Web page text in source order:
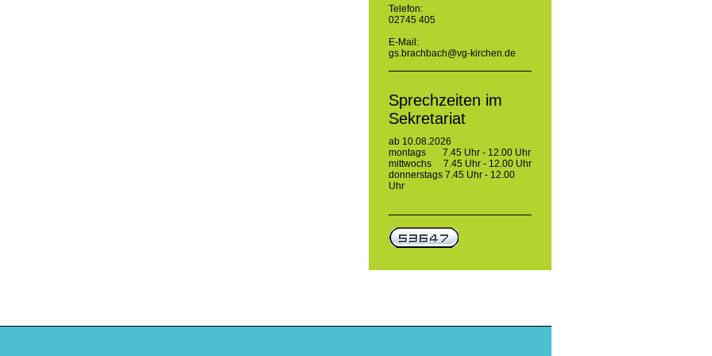
Telefon:
02745 405
E-Mail:
gs.brachbach@vg-kirchen.de
Sprechzeiten im
Sekretariat
ab 10.08.2026
montags 7.45 Uhr - 12.00 Uhr
mittwochs 7.45 Uhr - 12.00 Uhr
donnerstags 7.45 Uhr - 12.00
Uhr